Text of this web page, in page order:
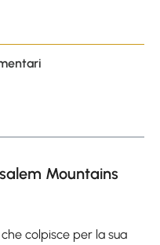
Mountains
colpisce per la sua